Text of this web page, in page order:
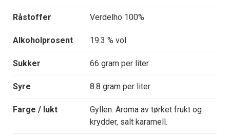
Råstoffer Verdelho 100%
Alkoholprosent 19.3 % vol.
Sukker 66 gram per liter
Syre 8.8 gram per liter
Farge / lukt
Gyllen. Aroma av tørket frukt og
krydder, salt karamell.